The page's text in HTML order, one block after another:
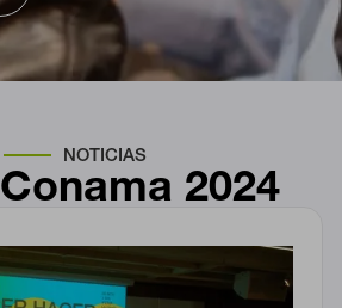
NOTICIAS
Conama 2024